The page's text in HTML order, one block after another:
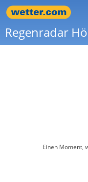
Regenradar
Einen Moment,